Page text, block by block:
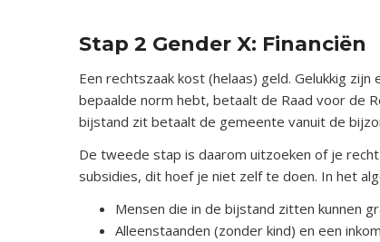
Stap 2 Gender X: Financiën
Een rechtszaak kost (helaas) geld. Gelukkig
bepaalde norm hebt, betaalt de Raad voor de
bijstand zit betaalt de gemeente vanuit de
De tweede stap is daarom uitzoeken of je
subsidies, dit hoef je niet zelf te doen. In het
Mensen die in de bijstand zitten kunnen
Alleenstaanden (zonder kind) en een